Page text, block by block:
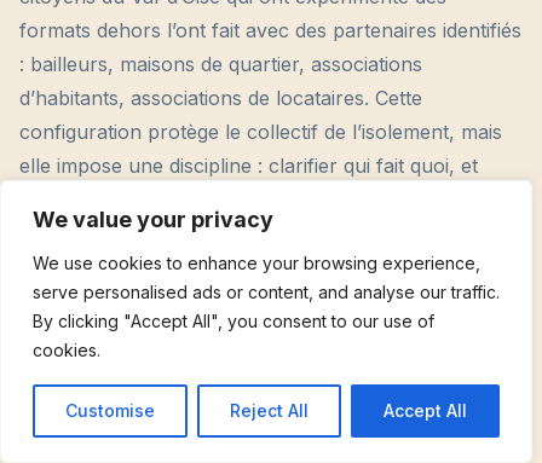
We value your privacy
We use cookies to enhance your browsing experience,
serve personalised ads or content, and analyse our traffic.
By clicking "Accept All", you consent to our use of
cookies.
Customise Reject All Accept All
formats dehors l’ont fait avec des partenaires identifiés
: bailleurs, maisons de quartier, associations
d’habitants, associations de locataires. Cette
configuration protège le collectif de l’isolement, mais
elle impose une discipline : clarifier qui fait quoi, et
main sur la parole. L’autonomie n’est pas la rupture,
c’est la capacité à définir l’ordre du jour.
Dans la pratique, un « kit » d’implication
communautaire s’observe chez les groupes qui durent